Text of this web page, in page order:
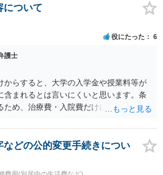
をお勧めいたします。 他方、「夫に不貞
らえる」「当然に親権を取得できる」と
、財産分与は、基本的には夫婦が婚姻
度ですので、不貞行為の有無とは別
職金等の資料を確保しておくことが重
ては、夫婦間の責任問題とは別に、
益になるか」という観点です。そのた
方が主として養育しているのであれ
入浴・寝かしつけ等の日常的な育児、
育園との連絡、夫婦それぞれの勤務状
環境を用意できるかといった、これまで
ついて整理しておくとよいでしょう。
父母双方がそれぞれの収入に応じて負担
について
役にたった 6
護士
からすると、大学の入学金や授業料等が
含まれるとは言いにくいと思います。条
ため、治療費・入院費だけに限定される
気や事故によって臨時に必要となった医
支出を念頭に置いた条項と読むのが自然
学金、授業料、受験費用などの教育費に
から当然に半額を請求できる」とまで
どの公的変更手続きについ
費用(別居中の生活費など)